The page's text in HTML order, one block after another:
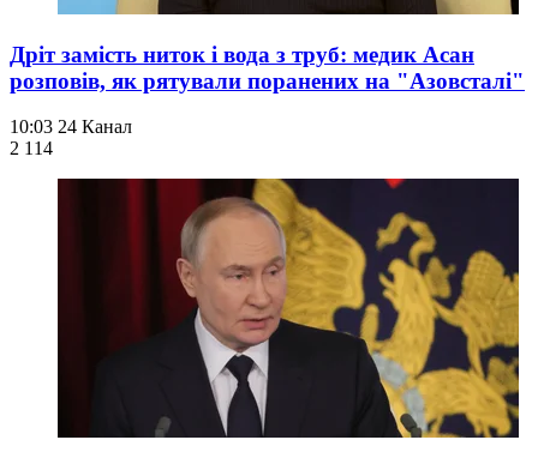
Дріт замість ниток і вода з труб: медик Асан
розповів, як рятували поранених на "Азовсталі"
10:03 24 Канал
2 114